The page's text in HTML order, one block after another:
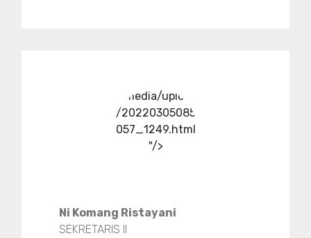
../media/upload
/20220305085
057_1249.html
"/>
Ni Komang Ristayani
SEKRETARIS II